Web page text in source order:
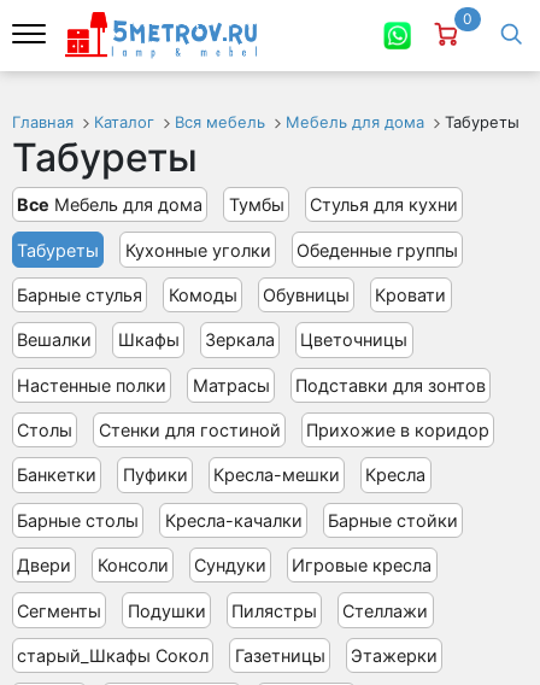
0
Главная Каталог Вся мебель Мебель для дома Табуреты
Табуреты
Все Мебель для дома Тумбы Стулья для кухни
Табуреты Кухонные уголки Обеденные группы
Барные стулья Комоды Обувницы Кровати
Вешалки Шкафы Зеркала Цветочницы
Настенные полки Матрасы Подставки для зонтов
Столы Стенки для гостиной Прихожие в коридор
Банкетки Пуфики Кресла-мешки Кресла
Барные столы Кресла-качалки Барные стойки
Двери Консоли Сундуки Игровые кресла
Сегменты Подушки Пилястры Стеллажи
старый_Шкафы Сокол Газетницы Этажерки